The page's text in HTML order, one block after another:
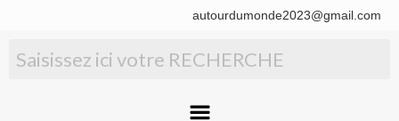
autourdumonde2023@gmail.com